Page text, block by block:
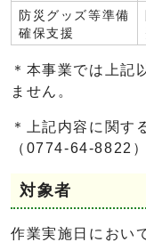
防災グッズ等準備
確保支援
＊本事業では上記
ません。
＊上記内容に関す
（0774-64-8822
対象者
作業実施日におい